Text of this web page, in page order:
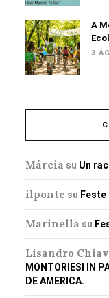
A
3
Márcia su Un
ilponte su Feste
Marinella su
Lisandro
MONTORIESI IN
DE AMERICA.